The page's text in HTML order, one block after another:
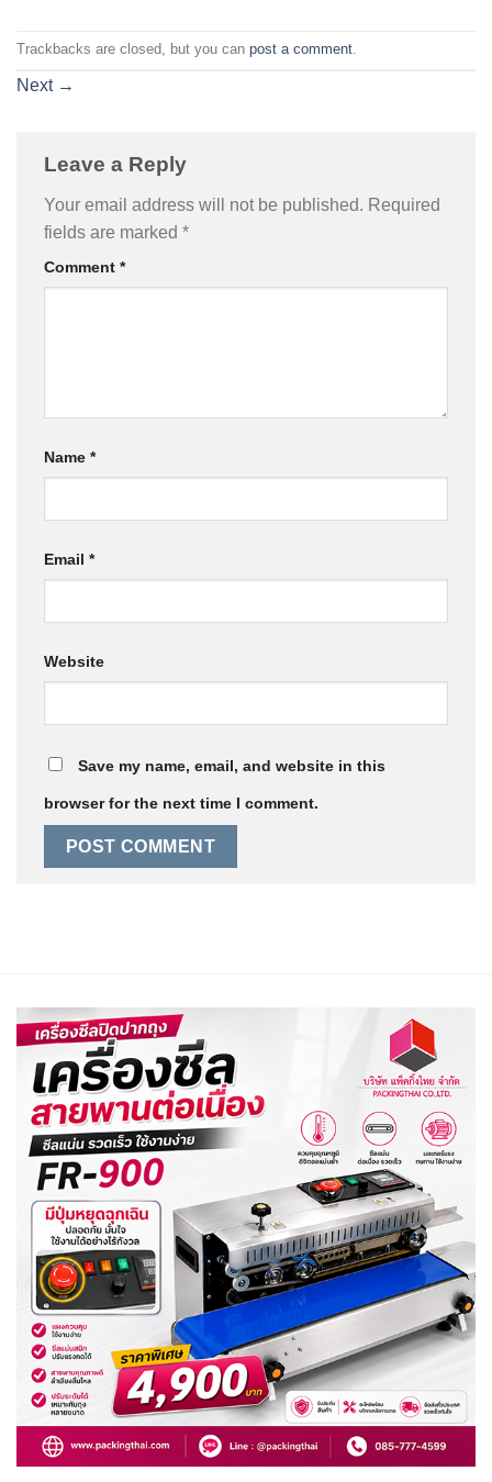
Trackbacks are closed, but you can post a comment.
Next →
Leave a Reply
Your email address will not be published. Required
fields are marked *
Comment *
Name *
Email *
Website
Save my name, email, and website in this
browser for the next time I comment.